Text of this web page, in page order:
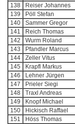
138
Reiser Johannes
139
Pöll Stefan
140
Sammer Gregor
141
Reich Thomas
142
Wurm Roland
143
Pfandler Marcus
144
Zeller Vitus
145
Krapfl Markus
146
Lehner Jürgen
147
Prieler Siegi
148
Traxl Andreas
149
Knopf Michael
150
Hickisch Raffael
151
Höss Thomas